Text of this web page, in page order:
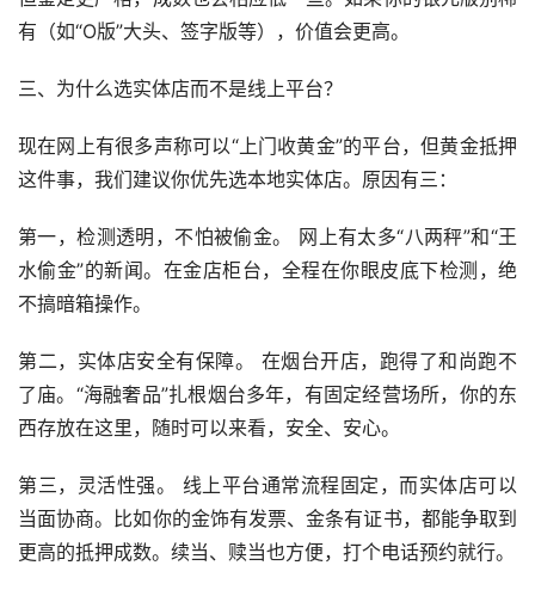
有（如“O版”大头、签字版等），价值会更高。
三、为什么选实体店而不是线上平台？
现在网上有很多声称可以“上门收黄金”的平台，但黄金抵押
这件事，我们建议你优先选本地实体店。原因有三：
第一，检测透明，不怕被偷金。 网上有太多“八两秤”和“王
水偷金”的新闻。在金店柜台，全程在你眼皮底下检测，绝
不搞暗箱操作。
第二，实体店安全有保障。 在烟台开店，跑得了和尚跑不
了庙。“海融奢品”扎根烟台多年，有固定经营场所，你的东
西存放在这里，随时可以来看，安全、安心。
第三，灵活性强。 线上平台通常流程固定，而实体店可以
当面协商。比如你的金饰有发票、金条有证书，都能争取到
更高的抵押成数。续当、赎当也方便，打个电话预约就行。